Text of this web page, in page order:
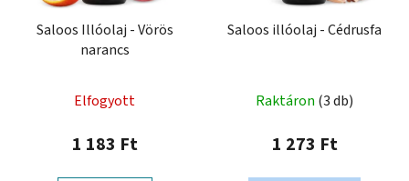
Saloos Illóolaj - Vörös
narancs
Elfogyott
1 183 Ft
Saloos illóolaj - Cédrusfa
Raktáron (3 db)
1 273 Ft